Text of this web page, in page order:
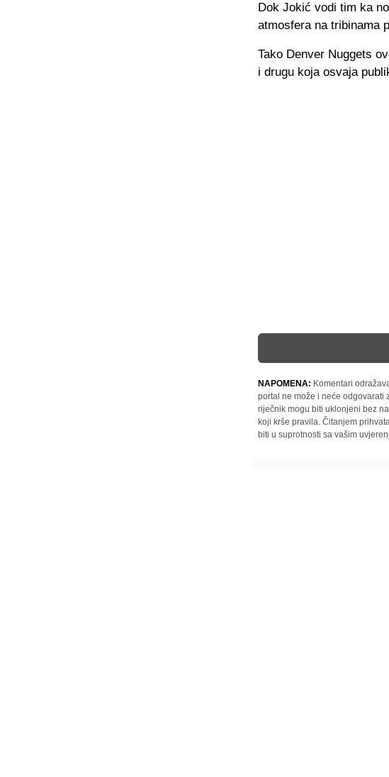
Dok Jokić vodi tim ka
atmosfera na tribinama
Tako Denver Nuggets
i drugu koja osvaja
NAPOMENA: Komentari
portal ne može i neće odgovarati
riječnik mogu biti uklonjeni bez
koji krše pravila. Čitanjem
biti u suprotnosti sa vašim